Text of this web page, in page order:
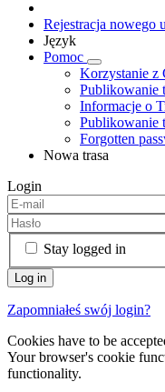
Rejestracja nowego
Język
Pomoc
Korzystanie z
Publikowanie
Informacje o
Publikowanie
Forgotten
Nowa trasa
Login
Stay logged in
Zapomniałeś swój login?
Cookies have to be
Your browser's cookie
functionality.